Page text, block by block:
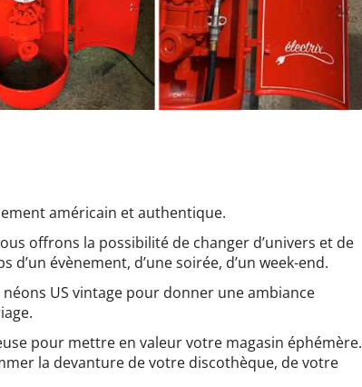
américain et authentique.
offrons la possibilité de changer d’univers et de
évènement, d’une soirée, d’un week-end.
US vintage pour donner une ambiance
pour mettre en valeur votre magasin éphémère.
la devanture de votre discothèque, de votre